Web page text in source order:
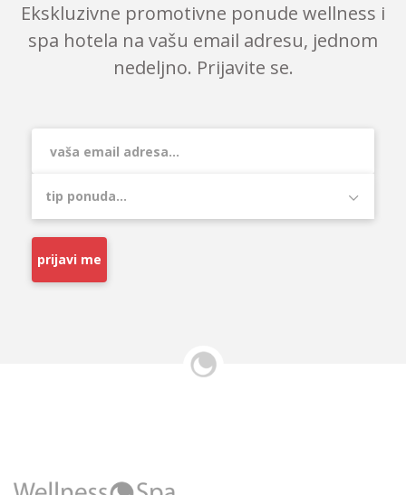
Ekskluzivne promotivne ponude wellness i
spa hotela na vašu email adresu, jednom
nedeljno. Prijavite se.
prijavi me